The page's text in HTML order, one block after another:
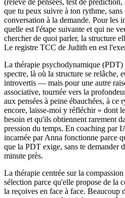
(relevé de pensées, test de
que tu peux suivre à ton rythme,
conversation à la demande. Pour les
quelle est l'étape suivante et qui ne
chercher de quoi parler, la structure
Le registre TCC de Judith en est
La thérapie psychodynamique
spectre, là où la structure se relâche,
introvertis — mais pour une autre
associative, tournée vers la
aux pensées à peine ébauchées, à ce
encore, laisse-moi y réfléchir » dont
besoin et qu'ils obtiennent rarement
pression du temps. En coaching par
incarnée par Anna fonctionne parce
que la PDT exige, sans te demander
minute près.
La thérapie centrée sur la
sélection parce qu'elle propose de la
la reçoives en face à face. Beaucoup